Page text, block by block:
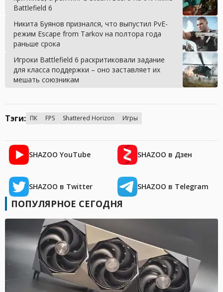
Battlefield 6
Никита Буянов признался, что выпустил PvE-
режим Escape from Tarkov на полтора года
раньше срока
Игроки Battlefield 6 раскритиковали задание
для класса поддержки – оно заставляет их
мешать союзникам
Тэги: ПК FPS Shattered Horizon Игры
SHAZOO YouTube SHAZOO в Дзен
SHAZOO в Twitter SHAZOO в Telegram
ПОПУЛЯРНОЕ СЕГОДНЯ